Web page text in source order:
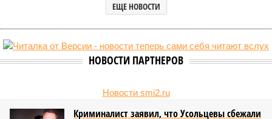
ЕЩЕ НОВОСТИ
НОВОСТИ ПАРТНЕРОВ
Новости smi2.ru
Криминалист заявил, что Усольцевы сбежали